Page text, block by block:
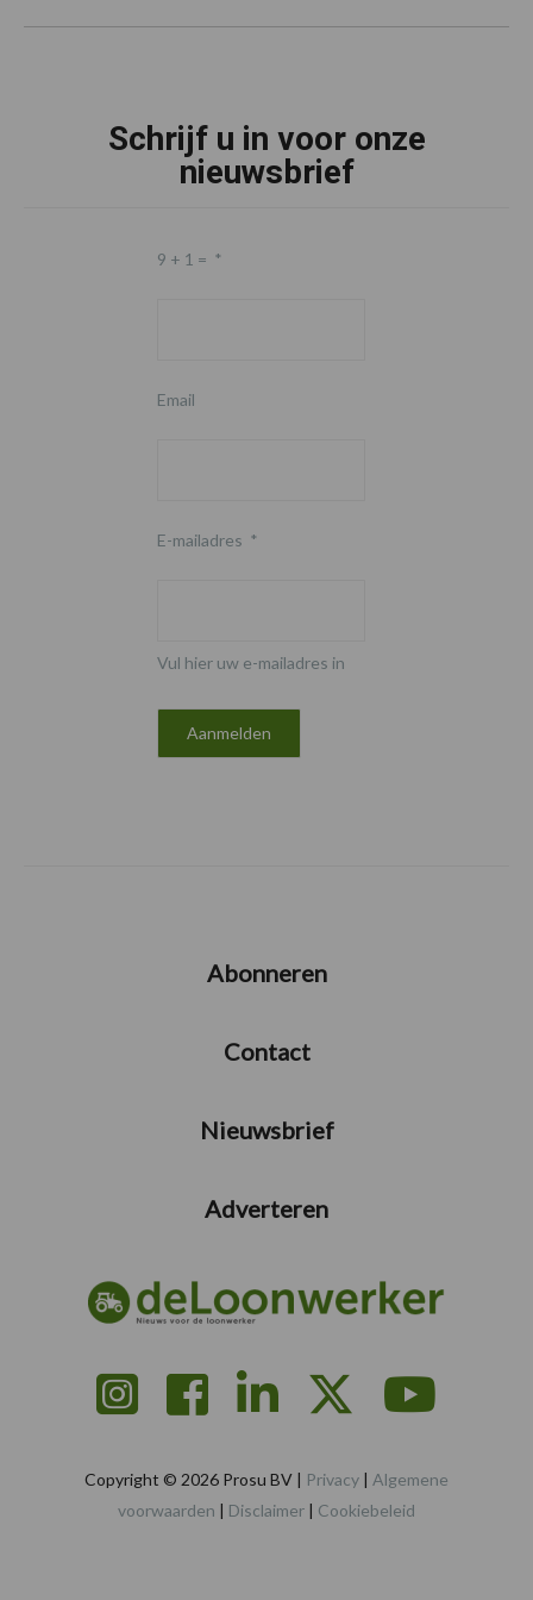
Schrijf u in voor onze
nieuwsbrief
9 + 1 = *
Email
E-mailadres *
Vul hier uw e-mailadres in
Abonneren
Contact
Nieuwsbrief
Adverteren
Copyright © 2026 Prosu BV | Privacy | Algemene
voorwaarden | Disclaimer | Cookiebeleid